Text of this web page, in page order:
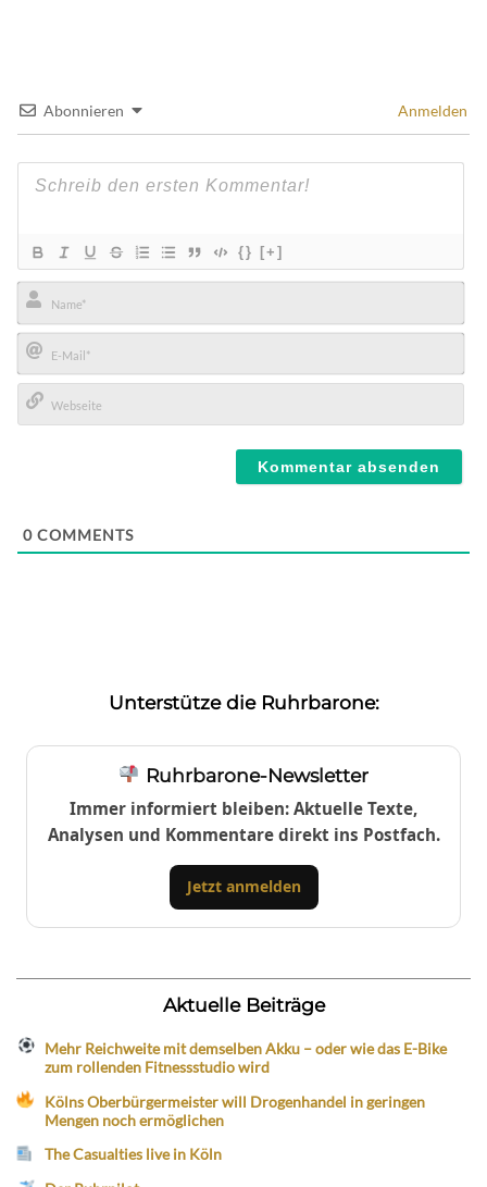
Abonnieren Anmelden
{} [+]
Name*
E-
Mail*
0 COMMENTS
Unterstütze die Ruhrbarone:
Ruhrbarone-Newsletter
Immer informiert bleiben: Aktuelle Texte,
Analysen und Kommentare direkt ins Postfach.
Jetzt anmelden
Aktuelle Beiträge
Mehr Reichweite mit demselben Akku – oder wie das E-Bike
zum rollenden Fitnessstudio wird
Kölns Oberbürgermeister will Drogenhandel in geringen
Mengen noch ermöglichen
The Casualties live in Köln